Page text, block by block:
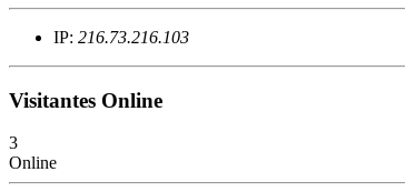
IP: 216.73.216.103
Visitantes Online
3
Online